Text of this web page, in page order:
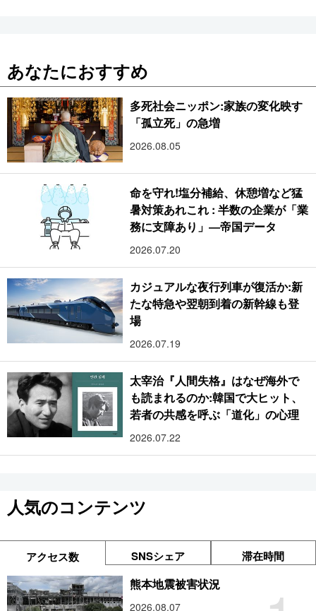
あなたにおすすめ
多死社会ニッポン:家族の変化映す
「孤立死」の急増
2026.08.05
命を守れ!塩分補給、休憩増など猛
暑対策あれこれ : 半数の企業が「業
務に支障あり」―帝国データ
2026.07.20
カジュアルな夜行列車が復活か:新
たな特急や翌朝到着の新幹線も登
場
2026.07.19
太宰治『人間失格』はなぜ海外で
も読まれるのか:韓国で大ヒット、
若者の共感を呼ぶ「道化」の心理
2026.07.22
人気のコンテンツ
アクセス数 SNSシェア 滞在時間
熊本地震被害状況
2026.08.07